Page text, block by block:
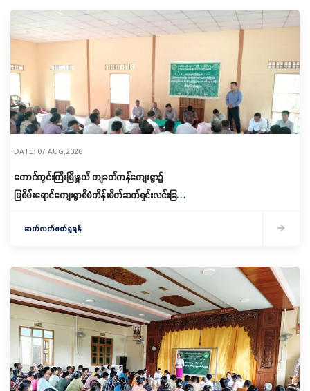
DATE: 07 AUG,2026
တောင်တွင်းကြီးမြို့နယ် ကျခတ်ကန်ကျေးရွာ၌
မြစိမ်းရောင်ကျေးရွာစီမံကိန်းမိတ်ဆက်ရှင်းလင်းခြင်း
ဆက်လက်ဖတ်ရှုရန်